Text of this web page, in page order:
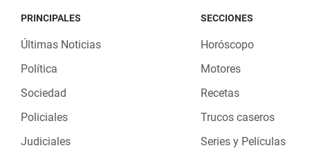
PRINCIPALES
Últimas Noticias
Política
Sociedad
Policiales
Judiciales
SECCIONES
Horóscopo
Motores
Recetas
Trucos caseros
Series y Películas